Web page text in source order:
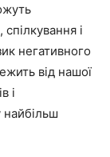
і
негативного
від нашої
і
найбільш